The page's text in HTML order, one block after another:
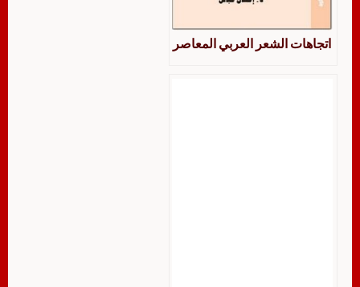
اتجاهات الشعر العربي المعاصر